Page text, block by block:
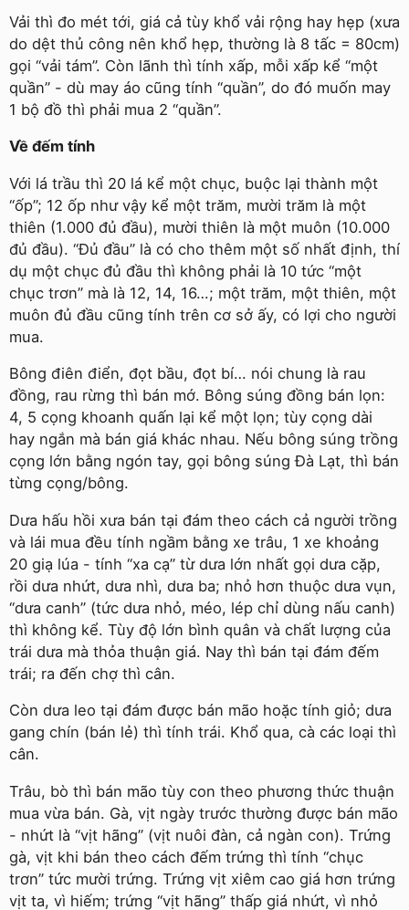
Vải thì đo mét tới, giá cả tùy khổ vải rộng hay hẹp (xưa
do dệt thủ công nên khổ hẹp, thường là 8 tấc = 80cm)
gọi “vải tám”. Còn lãnh thì tính xấp, mỗi xấp kể “một
quần” - dù may áo cũng tính “quần”, do đó muốn may
1 bộ đồ thì phải mua 2 “quần”.
Về đếm tính
Với lá trầu thì 20 lá kể một chục, buộc lại thành một
“ốp”; 12 ốp như vậy kể một trăm, mười trăm là một
thiên (1.000 đủ đầu), mười thiên là một muôn (10.000
đủ đầu). “Đủ đầu” là có cho thêm một số nhất định, thí
dụ một chục đủ đầu thì không phải là 10 tức “một
chục trơn” mà là 12, 14, 16…; một trăm, một thiên, một
muôn đủ đầu cũng tính trên cơ sở ấy, có lợi cho người
mua.
Bông điên điển, đọt bầu, đọt bí… nói chung là rau
đồng, rau rừng thì bán mớ. Bông súng đồng bán lọn:
4, 5 cọng khoanh quấn lại kể một lọn; tùy cọng dài
hay ngắn mà bán giá khác nhau. Nếu bông súng trồng
cọng lớn bằng ngón tay, gọi bông súng Đà Lạt, thì bán
từng cọng/bông.
Dưa hấu hồi xưa bán tại đám theo cách cả người trồng
và lái mua đều tính ngầm bằng xe trâu, 1 xe khoảng
20 giạ lúa - tính “xa cạ” từ dưa lớn nhất gọi dưa cặp,
rồi dưa nhứt, dưa nhì, dưa ba; nhỏ hơn thuộc dưa vụn,
“dưa canh” (tức dưa nhỏ, méo, lép chỉ dùng nấu canh)
thì không kể. Tùy độ lớn bình quân và chất lượng của
trái dưa mà thỏa thuận giá. Nay thì bán tại đám đếm
trái; ra đến chợ thì cân.
Còn dưa leo tại đám được bán mão hoặc tính giỏ; dưa
gang chín (bán lẻ) thì tính trái. Khổ qua, cà các loại thì
cân.
Trâu, bò thì bán mão tùy con theo phương thức thuận
mua vừa bán. Gà, vịt ngày trước thường được bán mão
- nhứt là “vịt hãng” (vịt nuôi đàn, cả ngàn con). Trứng
gà, vịt khi bán theo cách đếm trứng thì tính “chục
trơn” tức mười trứng. Trứng vịt xiêm cao giá hơn trứng
vịt ta, vì hiếm; trứng “vịt hãng” thấp giá nhứt, vì nhỏ